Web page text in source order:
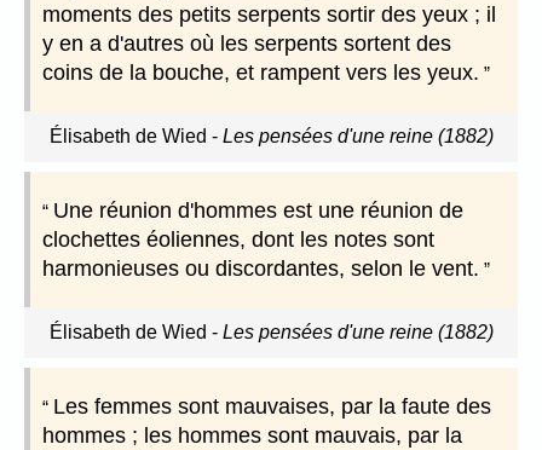
moments des petits serpents sortir des yeux ; il
y en a d'autres où les serpents sortent des
coins de la bouche, et rampent vers les yeux.
Élisabeth de Wied - Les pensées d'une reine (1882)
Une réunion d'hommes est une réunion de
clochettes éoliennes, dont les notes sont
harmonieuses ou discordantes, selon le vent.
Élisabeth de Wied - Les pensées d'une reine (1882)
Les femmes sont mauvaises, par la faute des
hommes ; les hommes sont mauvais, par la